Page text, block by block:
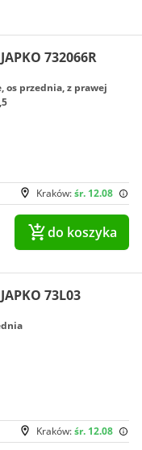
732066R
os przednia, z prawej
Kraków:śr. 12.08
do koszyka
73L03
Kraków:śr. 12.08